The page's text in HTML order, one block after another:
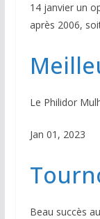
14 janvier un
après 2006,
Le Philidor
Jan 01, 2023
Beau succès